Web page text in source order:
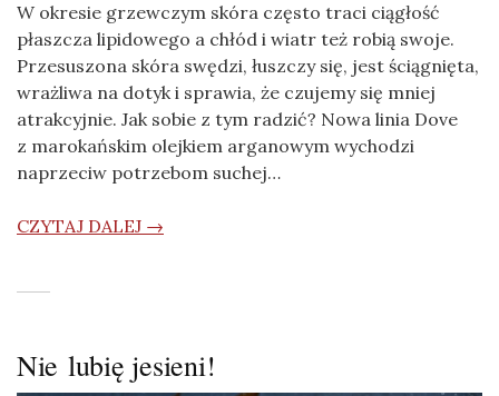
W okresie grzewczym skóra często traci ciągłość
płaszcza lipidowego a chłód i wiatr też robią swoje.
Przesuszona skóra swędzi, łuszczy się, jest ściągnięta,
wrażliwa na dotyk i sprawia, że czujemy się mniej
atrakcyjnie. Jak sobie z tym radzić? Nowa linia Dove
z marokańskim olejkiem arganowym wychodzi
naprzeciw potrzebom suchej…
CZYTAJ DALEJ →
Nie lubię jesieni!